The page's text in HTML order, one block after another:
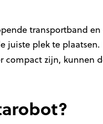
transportband
juiste plek te
compact zijn, kunnen